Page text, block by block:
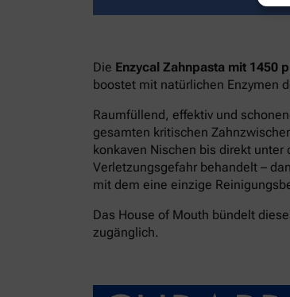
Die Enzycal Zahnpasta mit 1450
boostet mit natürlichen Enzymen
Raumfüllend, effektiv und
gesamten kritischen
konkaven Nischen bis direkt
Verletzungsgefahr behandelt –
mit dem eine einzige
Das House of Mouth bündelt
zugänglich.